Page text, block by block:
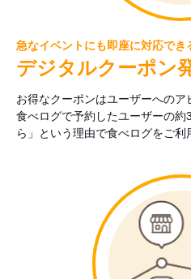
急なイベントにも即座に対応でき
デジタルクーポン
お得なクーポンはユーザーへのア
食べログで予約したユーザーの
ら」という理由で食べログをご利